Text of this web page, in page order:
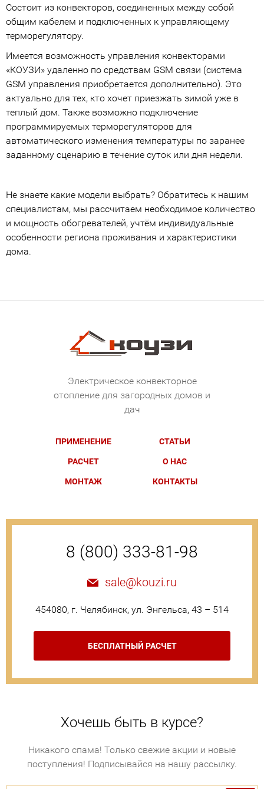
Состоит из конвекторов, соединенных между собой
общим кабелем и подключенных к управляющему
терморегулятору.
Имеется возможность управления конвекторами
«КОУЗИ» удаленно по средствам GSM связи (система
GSM управления приобретается дополнительно). Это
актуально для тех, кто хочет приезжать зимой уже в
теплый дом. Также возможно подключение
программируемых терморегуляторов для
автоматического изменения температуры по заранее
заданному сценарию в течение суток или дня недели.
Не знаете какие модели выбрать? Обратитесь к нашим
специалистам, мы рассчитаем необходимое количество
и мощность обогревателей, учтём индивидуальные
особенности региона проживания и характеристики
дома.
Электрическое конвекторное
отопление для загородных домов и
дач
ПРИМЕНЕНИЕ
РАСЧЕТ
МОНТАЖ
СТАТЬИ
О НАС
КОНТАКТЫ
8 (800) 333-81-98
sale@kouzi.ru
454080, г. Челябинск, ул. Энгельса, 43 – 514
БЕСПЛАТНЫЙ РАСЧЕТ
Хочешь быть в курсе?
Никакого спама! Только свежие акции и новые
поступления! Подписывайся на нашу рассылку.